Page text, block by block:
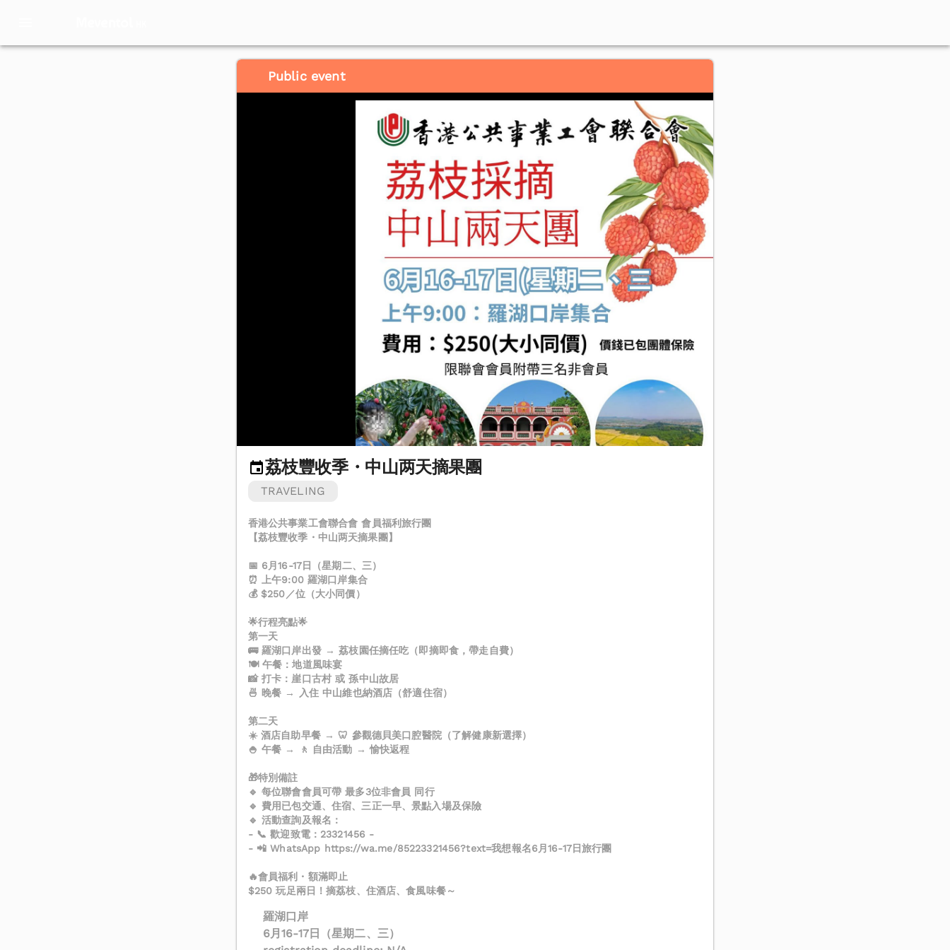
Public event
荔枝豐收季・中山两天摘果團
TRAVELING
香港公共事業工會聯合會 會員福利旅行團
【荔枝豐收季・中山两天摘果團】
📅 6月16-17日（星期二、三）
⏰ 上午9:00 羅湖口岸集合
💰 $250／位（大小同價）
🌟行程亮點🌟
第一天
🚌 羅湖口岸出發 → 荔枝園任摘任吃（即摘即食，帶走自費）
🍽️ 午餐：地道風味宴
📸 打卡：崖口古村 或 孫中山故居
🍜 晚餐 → 入住 中山維也納酒店（舒適住宿）
第二天
☀️ 酒店自助早餐 → 🦷 參觀德貝美口腔醫院（了解健康新選擇）
🍚 午餐 → 🚶 自由活動 → 愉快返程
🎁特別備註
🔹 每位聯會會員可帶 最多3位非會員 同行
🔹 費用已包交通、住宿、三正一早、景點入場及保險
🔹 活動查詢及報名：
- 📞 歡迎致電：23321456 -
- 📲 WhatsApp https://wa.me/85223321456?text=我想報名6月16-17日旅行團
🔥會員福利・額滿即止
$250 玩足兩日！摘荔枝、住酒店、食風味餐～
羅湖口岸
6月16-17日（星期二、三）